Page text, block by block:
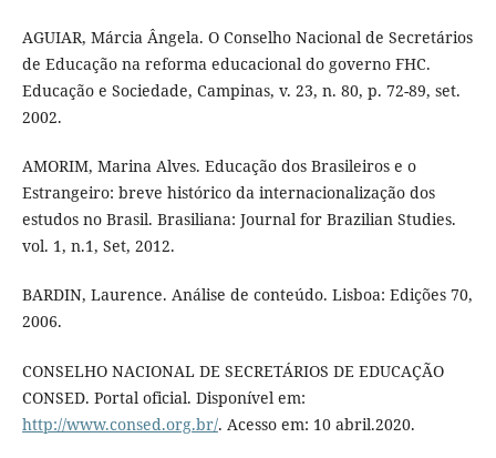
AGUIAR, Márcia Ângela. O Conselho Nacional de Secretários
de Educação na reforma educacional do governo FHC.
Educação e Sociedade, Campinas, v. 23, n. 80, p. 72-89, set.
2002.
AMORIM, Marina Alves. Educação dos Brasileiros e o
Estrangeiro: breve histórico da internacionalização dos
estudos no Brasil. Brasiliana: Journal for Brazilian Studies.
vol. 1, n.1, Set, 2012.
BARDIN, Laurence. Análise de conteúdo. Lisboa: Edições 70,
2006.
CONSELHO NACIONAL DE SECRETÁRIOS DE EDUCAÇÃO
CONSED. Portal oficial. Disponível em:
http://www.consed.org.br/. Acesso em: 10 abril.2020.